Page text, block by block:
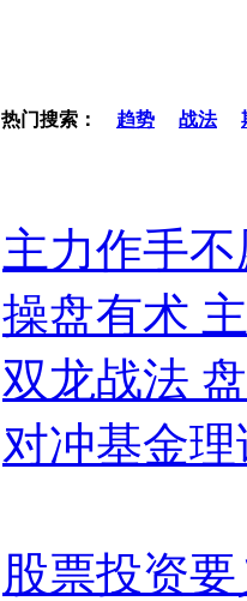
热门搜索： 趋势 战法
主力作手
操盘有术
双龙战法
对冲基金
股票投资